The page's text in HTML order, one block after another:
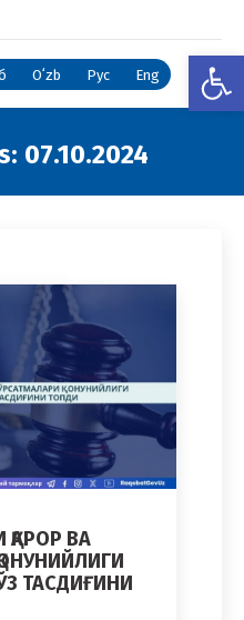
Oʻzb Рус Eng
07.10.2024
ҚАРОР ВА
ТАСДИҒИНИ